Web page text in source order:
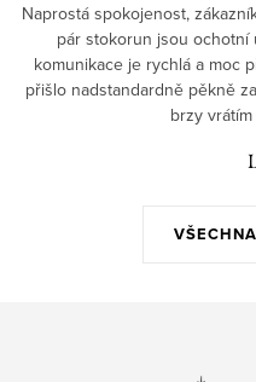
Naprostá spokojenost,
pár stokorun jsou ochotní
komunikace je rychlá a moc
přišlo nadstandardně pěkně
brzy